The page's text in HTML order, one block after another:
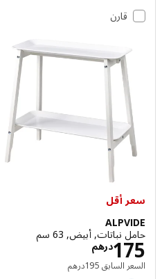
قارن
سعر أقل
ALPVIDE
حامل نباتات, أبيض, 63 سم
درهم175 الاسعار درهم
السعر السابق درهم 195 السعر السابق درهم 195